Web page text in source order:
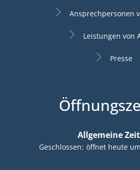
Ansprechpersonen
Leistungen von
Presse
Allgemeine
Klicken, um weitere
Geschlossen: öffnet heute